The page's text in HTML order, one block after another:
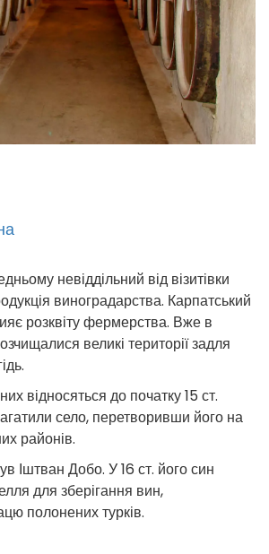
невіддільний від візитівки
виноградарства. Карпатський
розквіту фермерства. Вже в
великі території задля
відносяться до початку 15 ст.
село, перетворивши його на
районів.
Іштван Добо. У 16 ст. його син
для зберігання вин,
полонених турків.